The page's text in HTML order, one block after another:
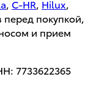
, C-HR, Hilux,
перед покупкой,
и прием
7733622365